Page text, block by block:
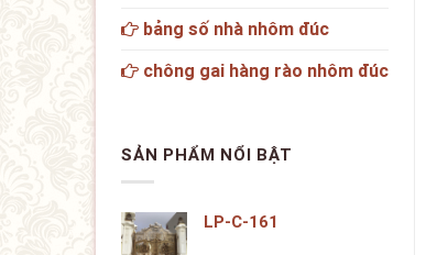
bảng số nhà nhôm đúc
chông gai hàng rào nhôm đúc
SẢN PHẨM NỔI BẬT
LP-C-161